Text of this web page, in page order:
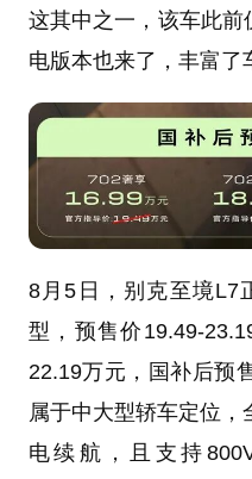
这其中之一，该车此
电版本也来了，丰富了
8月5日，别克至境L7
型，预售价19.49-
22.19万元，国补后预
属于中大型轿车定位
电续航，且支持